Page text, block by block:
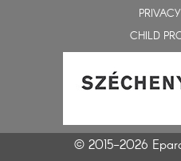
CHILD
© 2015-2026